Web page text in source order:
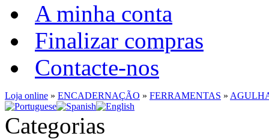
A minha conta
Finalizar compras
Contacte-nos
Loja online » ENCADERNAÇÃO » FERRAMENTAS »
Categorias